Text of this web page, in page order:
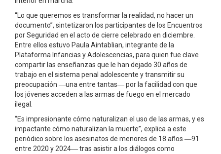
“Lo que queremos es transformar la realidad, no hacer un
documento”, sintetizaron los participantes de los Encuentros
por Seguridad en el acto de cierre celebrado en diciembre.
Entre ellos estuvo Paula Aintablian, integrante de la
Plataforma Infancias y Adolescencias, para quien fue clave
compartir las enseñanzas que le han dejado 30 años de
trabajo en el sistema penal adolescente y transmitir su
preocupación ­―una entre tantas­― por la facilidad con que
los jóvenes acceden a las armas de fuego en el mercado
ilegal.
“Es impresionante cómo naturalizan el uso de las armas, y es
impactante cómo naturalizan la muerte”, explica a este
periódico sobre los asesinatos de menores de 18 años ―91
entre 2020 y 2024― tras asistir a los diálogos como